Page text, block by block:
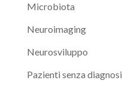
Microbiota
Neuroimaging
Neurosviluppo
Pazienti senza diagnosi